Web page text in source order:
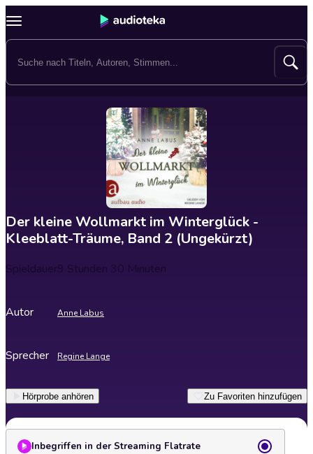
Der kleine Wollmarkt im Winterglück -
Kleeblatt-Träume, Band 2 (Ungekürzt)
Spieldauer9 Stunden 30 Minuten
Autor Anne Labus
Sprecher Regine Lange
Hörprobe anhören Zu Favoriten hinzufügen
Inbegriffen in der Streaming Flatrate